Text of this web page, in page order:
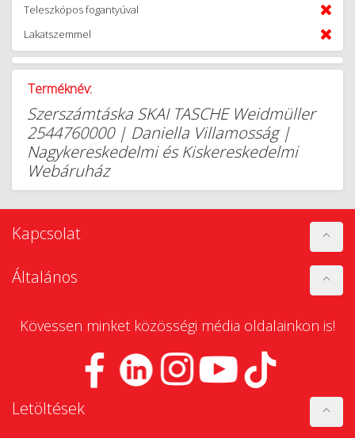
Teleszkópos fogantyúval
Lakatszemmel
Terméknév:
Szerszámtáska SKAI TASCHE Weidmüller
2544760000 | Daniella Villamosság |
Nagykereskedelmi és Kiskereskedelmi
Webáruház
Kapcsolat
Általános
Kövessen minket közösségi média oldalainkon is!
Letöltések